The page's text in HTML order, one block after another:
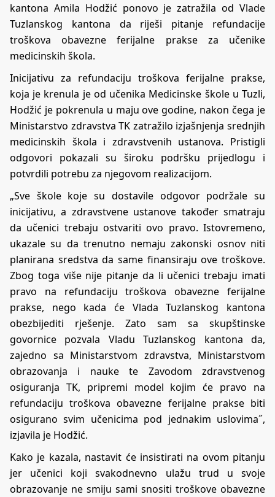
kantona Amila Hodžić ponovo je zatražila od Vlade
Tuzlanskog kantona da riješi pitanje refundacije
troškova obavezne ferijalne prakse za učenike
medicinskih škola.
Inicijativu za refundaciju troškova ferijalne prakse,
koja je krenula je od učenika Medicinske škole u Tuzli,
Hodžić je pokrenula u maju ove godine, nakon čega je
Ministarstvo zdravstva TK zatražilo izjašnjenja srednjih
medicinskih škola i zdravstvenih ustanova. Pristigli
odgovori pokazali su široku podršku prijedlogu i
potvrdili potrebu za njegovom realizacijom.
„Sve škole koje su dostavile odgovor podržale su
inicijativu, a zdravstvene ustanove također smatraju
da učenici trebaju ostvariti ovo pravo. Istovremeno,
ukazale su da trenutno nemaju zakonski osnov niti
planirana sredstva da same finansiraju ove troškove.
Zbog toga više nije pitanje da li učenici trebaju imati
pravo na refundaciju troškova obavezne ferijalne
prakse, nego kada će Vlada Tuzlanskog kantona
obezbijediti rješenje. Zato sam sa skupštinske
govornice pozvala Vladu Tuzlanskog kantona da,
zajedno sa Ministarstvom zdravstva, Ministarstvom
obrazovanja i nauke te Zavodom zdravstvenog
osiguranja TK, pripremi model kojim će pravo na
refundaciju troškova obavezne ferijalne prakse biti
osigurano svim učenicima pod jednakim uslovima˝,
izjavila je Hodžić.
Kako je kazala, nastavit će insistirati na ovom pitanju
jer učenici koji svakodnevno ulažu trud u svoje
obrazovanje ne smiju sami snositi troškove obavezne